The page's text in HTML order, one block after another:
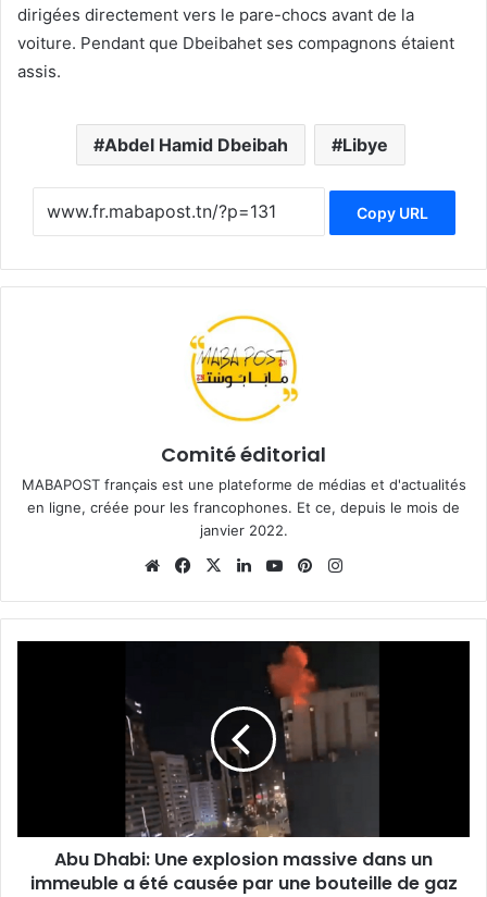
dirigées directement vers le pare-chocs avant de la
voiture. Pendant que Dbeibahet ses compagnons étaient
assis.
Abdel Hamid Dbeibah Libye
Copy URL
Comité éditorial
MABAPOST français est une plateforme de médias et d'actualités
en ligne, créée pour les francophones. Et ce, depuis le mois de
janvier 2022.
WebsiteFacebook
X LinkedinYouTubePinterest
a
causée
Abu Dhabi: Une explosion massive dans un
immeuble a été causée par une bouteille de gaz